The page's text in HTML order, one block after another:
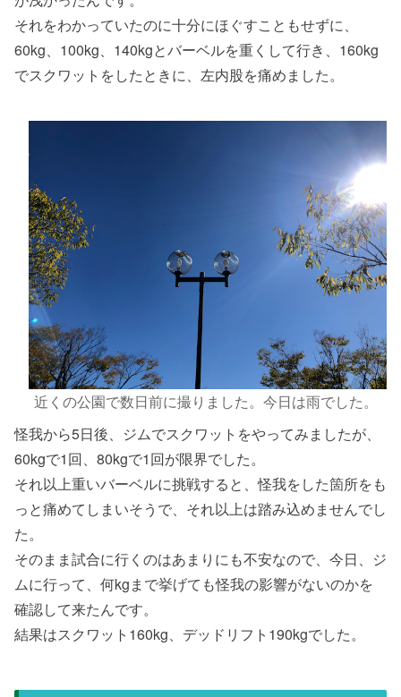
それをわかっていたのに十分にほぐすこともせずに、
60kg、100kg、140kgとバーベルを重くして行き、160kg
でスクワットをしたときに、左内股を痛めました。
近くの公園で数日前に撮りました。今日は雨でした。
怪我から5日後、ジムでスクワットをやってみましたが、
60kgで1回、80kgで1回が限界でした。
それ以上重いバーベルに挑戦すると、怪我をした箇所をも
っと痛めてしまいそうで、それ以上は踏み込めませんでし
た。
そのまま試合に行くのはあまりにも不安なので、今日、ジ
ムに行って、何kgまで挙げても怪我の影響がないのかを
確認して来たんです。
結果はスクワット160kg、デッドリフト190kgでした。